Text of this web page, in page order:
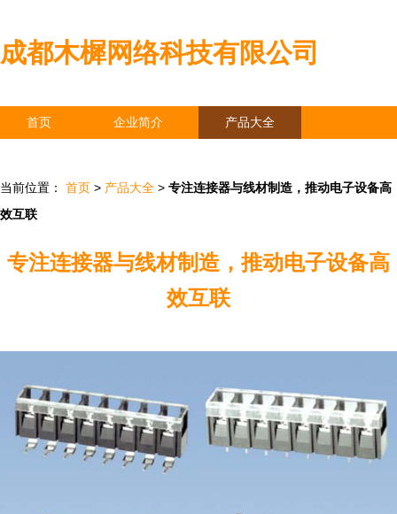
成都木樨网络科技有限公司
首页 企业简介 产品大全
当前位置： 首页 > 产品大全 > 专注连接器与线材制造，推动电子设备高
效互联
专注连接器与线材制造，推动电子设备高
效互联